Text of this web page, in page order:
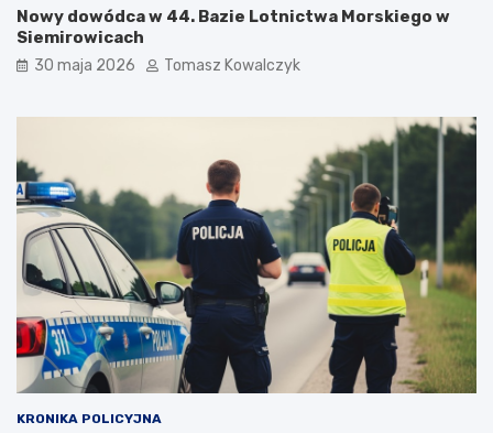
Nowy dowódca w 44. Bazie Lotnictwa Morskiego w
Siemirowicach
30 maja 2026 Tomasz Kowalczyk
KRONIKA POLICYJNA